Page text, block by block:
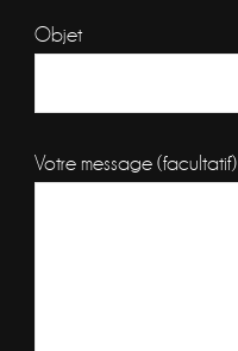
Objet
Votre message (facultatif)